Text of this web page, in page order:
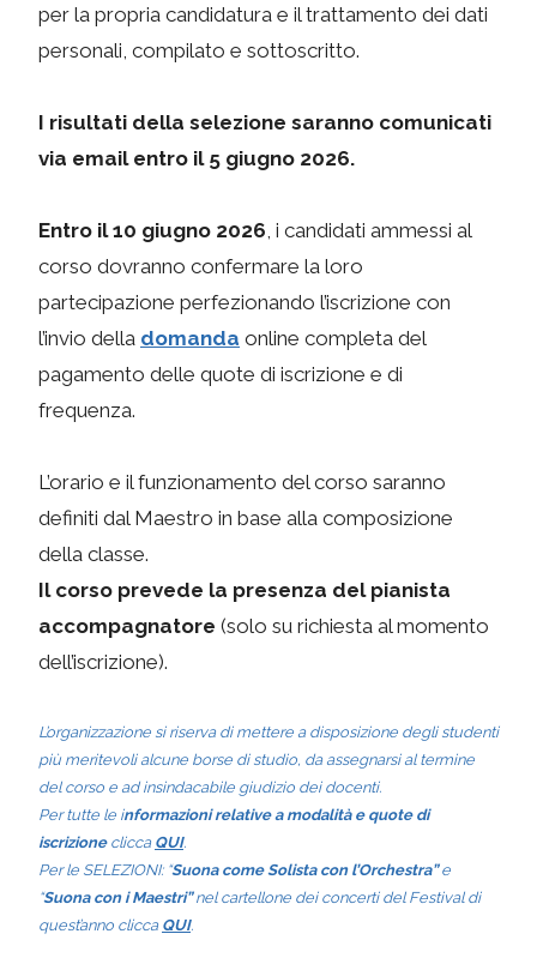
per la propria candidatura e il trattamento dei dati
personali, compilato e sottoscritto.
I risultati della selezione saranno comunicati
via email entro il 5 giugno 2026.
Entro il 10 giugno 2026 , i candidati ammessi al
corso dovranno confermare la loro
partecipazione perfezionando l’iscrizione con
l’invio della domanda online completa del
pagamento delle quote di iscrizione e di
frequenza.
L’orario e il funzionamento del corso saranno
definiti dal Maestro in base alla composizione
della classe.
Il corso prevede la presenza del pianista
accompagnatore (solo su richiesta al momento
dell’iscrizione).
L’organizzazione si riserva di mettere a disposizione degli studenti
più meritevoli alcune borse di studio, da assegnarsi al termine
del corso e ad insindacabile giudizio dei docenti.
Per tutte le informazioni relative a modalità e quote di
iscrizioneclicca QUI.
Per le SELEZIONI: “Suona come Solista con l’Orchestra”e
“Suona con i Maestri”nel cartellone dei concerti del Festival di
quest’anno clicca QUI.